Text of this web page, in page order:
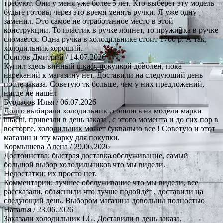
требуют. Они у меня уже более 5 лет. Кто выберет эту модель
будьте готовы через это время менять ручки. Я уже одну
заменил. Это самое не отработанное место в этой
конструкции. То пластик в ручке лопнет, то пружинка в ручке
сломается. Одна ручка в холодильнике стоит 1700 р. А так,
холодильник хороший.
Осипов Дмитрий/ 14.07.2026
Купил здесь винный шкаф, покупкой доволен, пока
нареканий к магазину нет. Доставили на следующий день
после заказа. Советую тк больше, чем у них предложений,
нигде не нашёл
Бурдасов Илья / 06.07.2026
Долго выбирали холодильник , сошлись на модели марки
hitachi, привезли в день заказа , с этого момента и до сих пор в
восторге, холодильник может буквально все ! Советую и этот
магазин и эту марку для покупки.
Кормышева Алена/ 29.06.2026
Достоинства: быстрая доставка.обслуживание, самый
большой выбор холодильников что мы видели.
Недостатки: их просто нет.
Комментарии: лучшее обслуживание что мы видели, все
рассказали, объяснили что лучше подойдёт , доставили на
следующий день. Выбором магазина довольны полностью
Наталья/ 23.06.2026
Заказали холодильник LG. Доставили в день заказа,